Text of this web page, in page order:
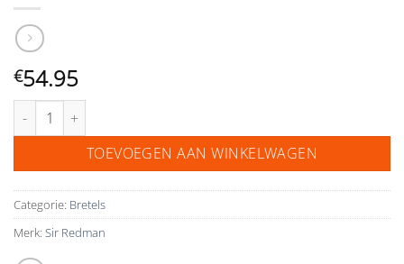
€54.95
Sir Redman kids bretels combi pack blue america marineblauw aantal
TOEVOEGEN AAN WINKELWAGEN
Categorie: Bretels
Merk: Sir Redman